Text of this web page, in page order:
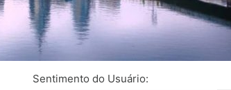
Sentimento do Usuário: